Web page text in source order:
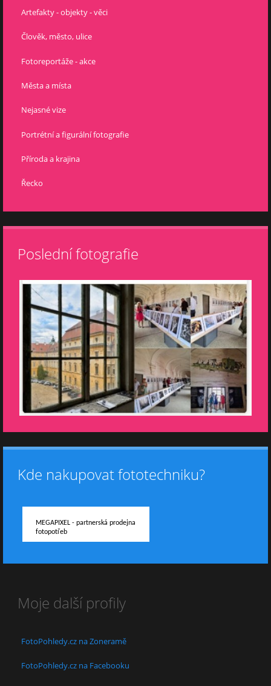
Artefakty - objekty - věci
Člověk, město, ulice
Fotoreportáže - akce
Města a místa
Nejasné vize
Portrétní a figurální fotografie
Příroda a krajina
Řecko
Poslední fotografie
Kde nakupovat fototechniku?
MEGAPIXEL - partnerská prodejna
fotopotřeb
Moje další profily
FotoPohledy.cz na Zoneramě
FotoPohledy.cz na Facebooku